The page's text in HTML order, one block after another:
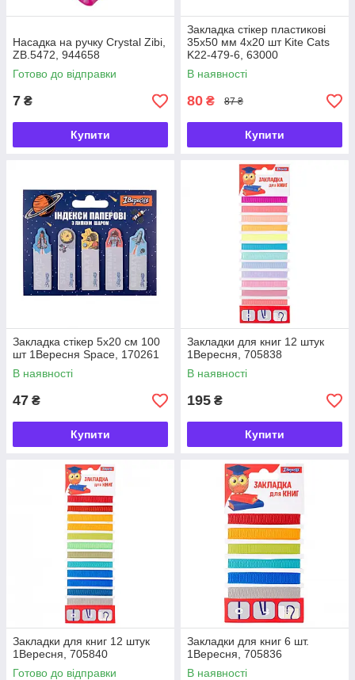
Насадка на ручку Crystal Zibi,
ZB.5472, 944658
Готово до відправки
7 ₴
Купити
Закладка стікер пластикові
35х50 мм 4x20 шт Kite Cats
K22-479-6, 63000
В наявності
80 ₴ 87 ₴
Купити
Закладка стікер 5x20 см 100
шт 1Вересня Space, 170261
В наявності
47 ₴
Купити
Закладки для книг 12 штук
1Вересня, 705838
В наявності
195 ₴
Купити
Закладки для книг 12 штук
1Вересня, 705840
Готово до відправки
Закладки для книг 6 шт.
1Вересня, 705836
В наявності